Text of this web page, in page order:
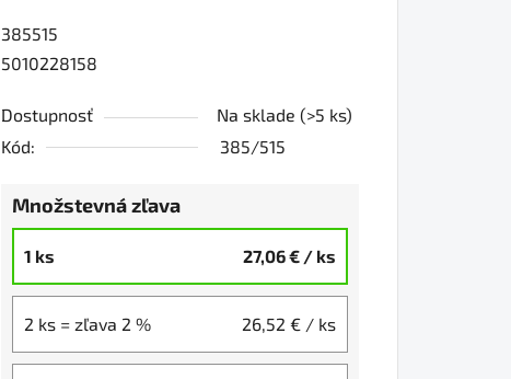
z
5
385515
5010228158
Dostupnosť Na sklade (>5 ks)
Kód:
385/515
Množstevná zľava
1 ks 27,06 € / ks
2 ks = zľava 2 % 26,52 € / ks